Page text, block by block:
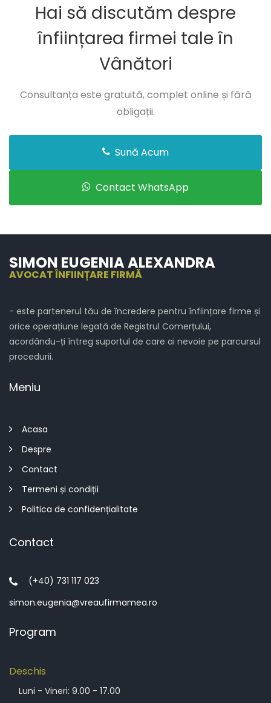
Hai să discutăm despre
înființarea firmei tale în
Vânători
Consultanța este gratuită, complet online și fără
obligații.
Sună Acum
Contact WhatsApp
SIMON EUGENIA ALEXANDRA
AVOCAT ÎNFIINȚARE FIRMĂ
- este partenerul tău de încredere pentru înființare firme și
orice operațiune legată de Registrul Comerțului,
acordându-ți întreg suportul de care ai nevoie pe parcursul
procedurii.
Meniu
Acasa
Despre
Contact
Termeni și condiții
Politica de confidențialitate
Contact
(+40) 731 117 023
simon.eugenia@vreaufirmamea.ro
Program
Deschis
Luni - Vineri: 9.00 - 17.00